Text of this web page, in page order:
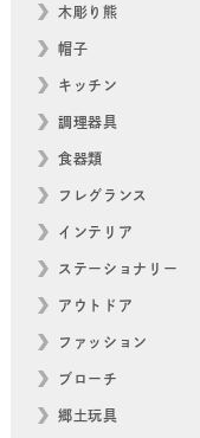
木彫り熊
帽子
キッチン
調理器具
食器類
フレグランス
インテリア
ステーショナリー
アウトドア
ファッション
ブローチ
郷土玩具